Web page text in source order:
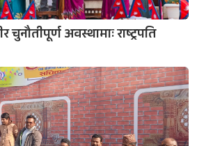
अवस्थामाः राष्ट्रपति